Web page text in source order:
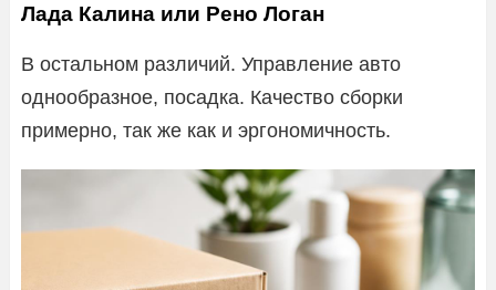
Лада Калина или Рено Логан
В остальном различий. Управление авто
однообразное, посадка. Качество сборки
примерно, так же как и эргономичность.